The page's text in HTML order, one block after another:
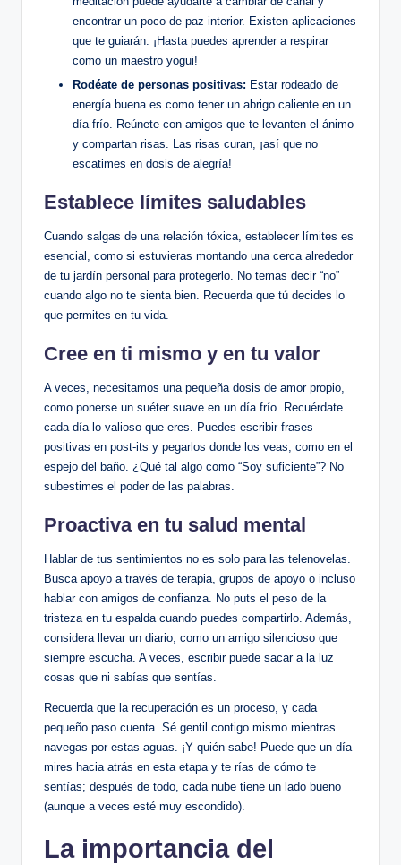
encontrar un poco de paz interior.‌ Existen aplicaciones
que te⁤ guiarán. ¡Hasta⁤ puedes‌ aprender⁣ a‌ respirar‍
como un maestro⁢ yogui!
Rodéate de ‍personas positivas: Estar rodeado de
energía‌ buena es como tener​ un abrigo caliente en un
día frío. Reúnete con amigos que te levanten el ánimo
y compartan risas. ⁢Las risas⁣ curan, ¡así⁤ que no
escatimes ‌en dosis de alegría!
Establece límites saludables
Cuando salgas de una relación tóxica, ⁤establecer límites es
esencial, ⁤como si estuvieras montando una cerca alrededor
de tu ​jardín personal para protegerlo. No ​temas decir “no”
cuando ⁣algo no te sienta ‌bien. Recuerda que tú decides lo
que ⁣permites en tu vida.
Cree en ti mismo y en tu valor
A veces, necesitamos una pequeña dosis ​de amor propio,
como ponerse un suéter suave en un día frío. Recuérdate
cada día ‌lo valioso que ⁣eres. ⁣Puedes escribir frases
‍positivas en post-its y ​pegarlos‍ donde ​los veas, como en el
espejo del baño. ‍¿Qué tal algo como⁣ “Soy suficiente”? ⁤No
‍subestimes‍ el poder de ​las palabras.
Proactiva en tu ⁤salud mental
Hablar de ​tus⁢ sentimientos⁢ no es solo para las ⁤telenovelas.
Busca apoyo a través de terapia, grupos de apoyo o incluso
hablar con amigos de‍ confianza. No puts el peso de la
tristeza en tu ‌espalda cuando puedes compartirlo. Además,
considera llevar un⁤ diario, como un ⁣amigo ⁣silencioso que
siempre ​escucha. ‍A veces, escribir puede ⁣sacar ‍a la luz
cosas que ni ​sabías que sentías.
Recuerda ⁤que la‌ recuperación es un proceso, y⁢ cada ​
pequeño paso cuenta. Sé gentil contigo mismo ⁣mientras
navegas‌ por⁢ estas aguas. ¡Y quién sabe! Puede que un día
mires ‍hacia atrás​ en esta etapa ‍y ‌te rías​ de cómo‌ te
‌sentías; después⁣ de todo, cada nube tiene un lado bueno
(aunque a veces esté​ muy escondido).
La importancia del